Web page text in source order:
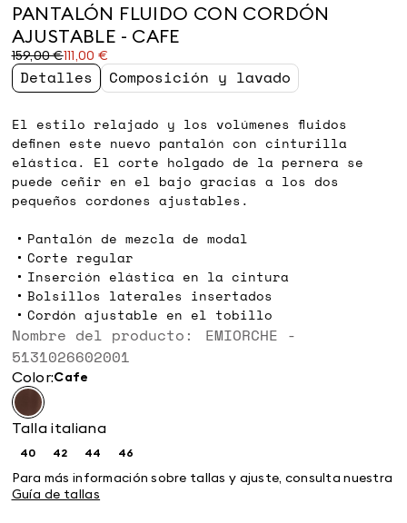
PANTALÓN FLUIDO CON CORDÓN
AJUSTABLE - CAFE
159,00 €111,00 €
Precio
original
159,00
Precio
actual
111,00
Detalles Composición y lavado
El estilo relajado y los volúmenes fluidos
definen este nuevo pantalón con cinturilla
elástica. El corte holgado de la pernera se
puede ceñir en el bajo gracias a los dos
pequeños cordones ajustables.
Pantalón de mezcla de modal
Corte regular
Inserción elástica en la cintura
Bolsillos laterales insertados
Cordón ajustable en el tobillo
Nombre del producto: EMIORCHE -
5131026602001
Color: cafe
Talla italiana
40Size: 42Size:
42
44Size: 46Size:
46
Para más información sobre tallas y ajuste, consulta nuestra
Guía de tallas